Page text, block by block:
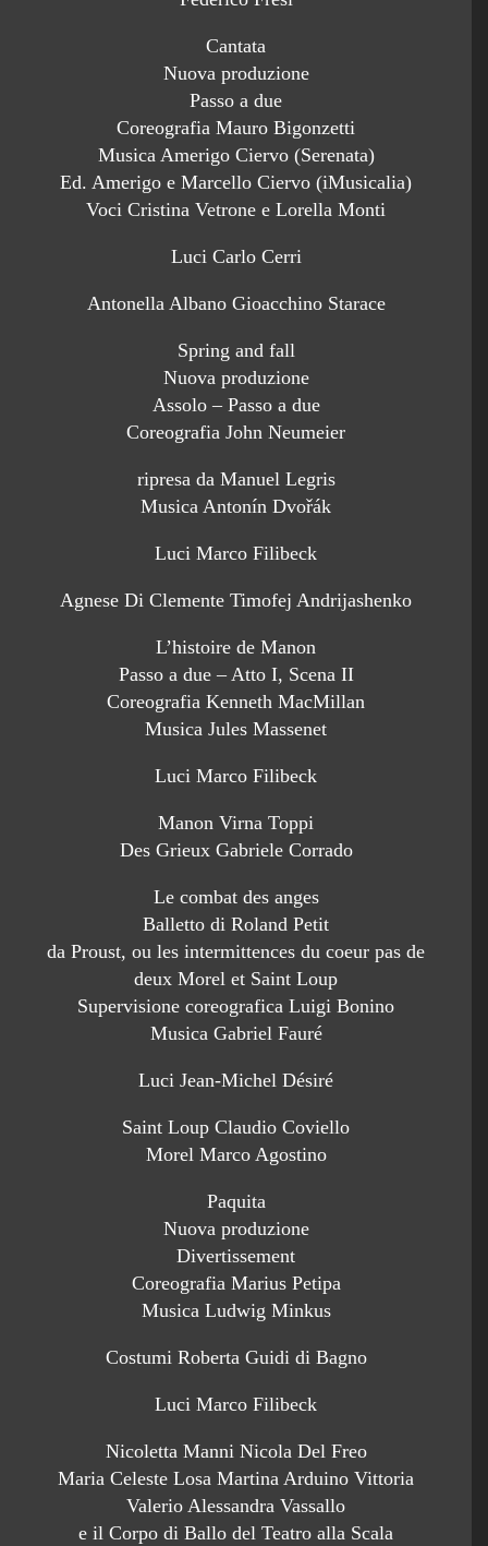
Cantata
Nuova produzione
Passo a due
Coreografia Mauro Bigonzetti
Musica Amerigo Ciervo (Serenata)
Ed. Amerigo e Marcello Ciervo (iMusicalia)
Voci Cristina Vetrone e Lorella Monti
Luci Carlo Cerri
Antonella Albano Gioacchino Starace
Spring and fall
Nuova produzione
Assolo – Passo a due
Coreografia John Neumeier
ripresa da Manuel Legris
Musica Antonín Dvořák
Luci Marco Filibeck
Agnese Di Clemente Timofej Andrijashenko
L’histoire de Manon
Passo a due – Atto I, Scena II
Coreografia Kenneth MacMillan
Musica Jules Massenet
Luci Marco Filibeck
Manon Virna Toppi
Des Grieux Gabriele Corrado
Le combat des anges
Balletto di Roland Petit
da Proust, ou les intermittences du coeur pas de
deux Morel et Saint Loup
Supervisione coreografica Luigi Bonino
Musica Gabriel Fauré
Luci Jean-Michel Désiré
Saint Loup Claudio Coviello
Morel Marco Agostino
Paquita
Nuova produzione
Divertissement
Coreografia Marius Petipa
Musica Ludwig Minkus
Costumi Roberta Guidi di Bagno
Luci Marco Filibeck
Nicoletta Manni Nicola Del Freo
Maria Celeste Losa Martina Arduino Vittoria
Valerio Alessandra Vassallo
e il Corpo di Ballo del Teatro alla Scala